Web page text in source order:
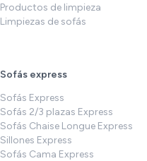
Productos de limpieza
Limpiezas de sofás
Sofás express
Sofás Express
Sofás 2/3 plazas Express
Sofás Chaise Longue Express
Sillones Express
Sofás Cama Express